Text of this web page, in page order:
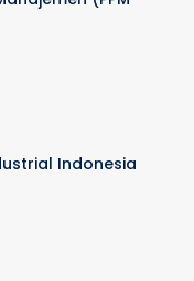
Indonesia